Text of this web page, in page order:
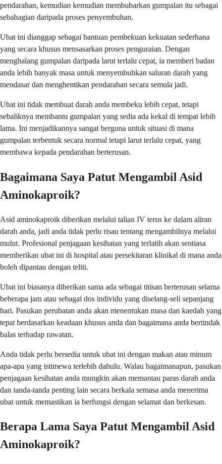
pendarahan, kemudian kemudian membubarkan gumpalan itu sebagai
sebahagian daripada proses penyembuhan.
Ubat ini dianggap sebagai bantuan pembekuan kekuatan sederhana
yang secara khusus mensasarkan proses penguraian. Dengan
menghalang gumpalan daripada larut terlalu cepat, ia memberi badan
anda lebih banyak masa untuk menyembuhkan saluran darah yang
mendasar dan menghentikan pendarahan secara semula jadi.
Ubat ini tidak membuat darah anda membeku lebih cepat, tetapi
sebaliknya membantu gumpalan yang sedia ada kekal di tempat lebih
lama. Ini menjadikannya sangat berguna untuk situasi di mana
gumpalan terbentuk secara normal tetapi larut terlalu cepat, yang
membawa kepada pendarahan berterusan.
Bagaimana Saya Patut Mengambil Asid
Aminokaproik?
Asid aminokaproik diberikan melalui talian IV terus ke dalam aliran
darah anda, jadi anda tidak perlu risau tentang mengambilnya melalui
mulut. Profesional penjagaan kesihatan yang terlatih akan sentiasa
memberikan ubat ini di hospital atau persekitaran klinikal di mana anda
boleh dipantau dengan teliti.
Ubat ini biasanya diberikan sama ada sebagai titisan berterusan selama
beberapa jam atau sebagai dos individu yang diselang-seli sepanjang
hari. Pasukan perubatan anda akan menentukan masa dan kaedah yang
tepat berdasarkan keadaan khusus anda dan bagaimana anda bertindak
balas terhadap rawatan.
Anda tidak perlu bersedia untuk ubat ini dengan makan atau minum
apa-apa yang istimewa terlebih dahulu. Walau bagaimanapun, pasukan
penjagaan kesihatan anda mungkin akan memantau paras darah anda
dan tanda-tanda penting lain secara berkala semasa anda menerima
ubat untuk memastikan ia berfungsi dengan selamat dan berkesan.
Berapa Lama Saya Patut Mengambil Asid
Aminokaproik?